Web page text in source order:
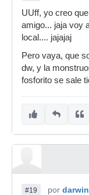
UUff, yo creo
amigo... jaja voy
local.... jajajaj
Pero vaya, que
dw, y la
fosforito se sale
#19 por darwin